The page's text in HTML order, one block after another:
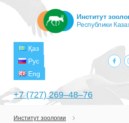
+7 (727) 269‒48‒76
Қаз
Рус
Eng
Институт
Республики
Институт зоологии